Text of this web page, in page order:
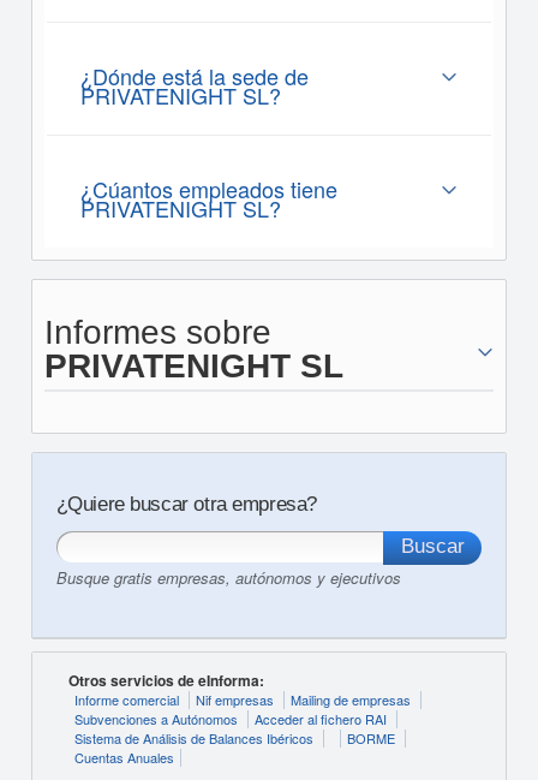
¿Dónde está la sede de
PRIVATENIGHT SL?
¿Cúantos empleados tiene
PRIVATENIGHT SL?
Informes sobre
PRIVATENIGHT SL
¿Quiere buscar otra empresa?
Busque gratis empresas, autónomos y ejecutivos
Otros servicios de eInforma:
Informe comercial Nif empresas
Mailing de empresas
Subvenciones a Autónomos
Acceder al fichero RAI
Sistema de Análisis de Balances Ibéricos
BORME
Cuentas Anuales